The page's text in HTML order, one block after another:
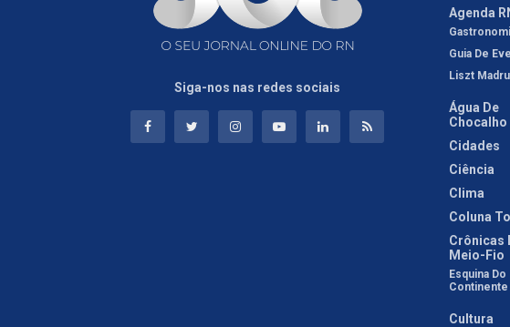
Siga-nos nas redes sociais
Agenda
Guia De
Liszt
Água De
Chocalho
Cidades
Ciência
Clima
Coluna
Crônicas
Meio-Fio
Esquina Do
Continente
Cultura